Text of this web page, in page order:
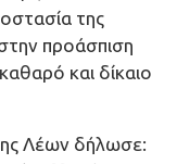
της
προάσπιση
και δίκαιο
Λέων δήλωσε: